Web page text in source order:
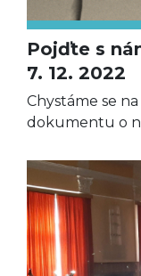
Pojďte s
7. 12. 2022
Chystáme se
dokumentu o